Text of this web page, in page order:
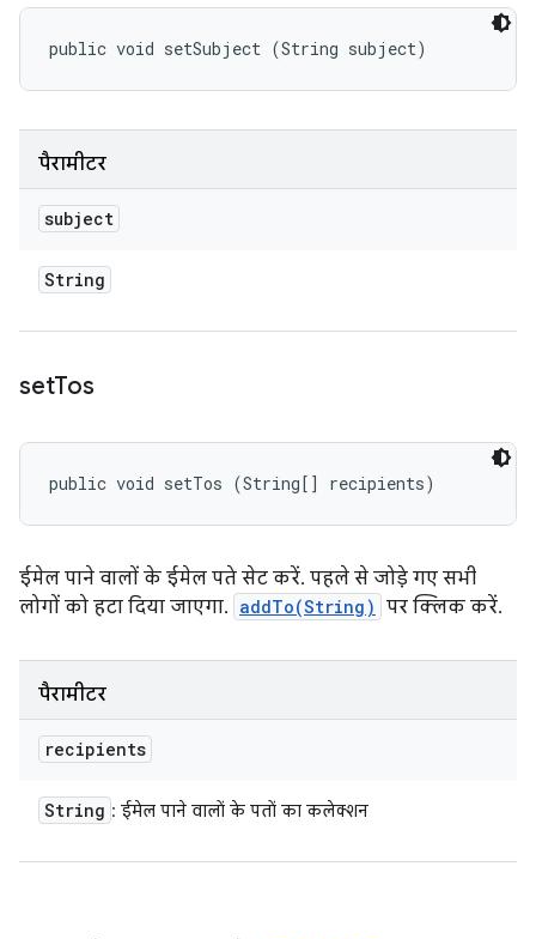
public void setSubject (String subject)
पैरामीटर
subject
String
setTos
public void setTos (String[] recipients)
ईमेल पाने वालों के ईमेल पते सेट करें. पहले से जोड़े गए सभी
लोगों को हटा दिया जाएगा. addTo(String) पर क्लिक करें.
पैरामीटर
recipients
String : ईमेल पाने वालों के पतों का कलेक्शन